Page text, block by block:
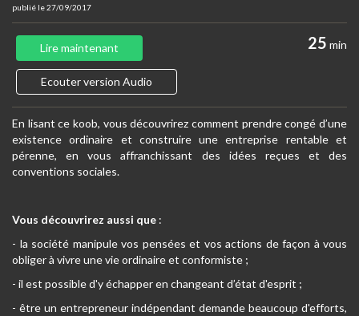
publié le 27/09/2017
25 min
Lire maintenant
Ecouter version Audio
En lisant ce koob, vous découvrirez comment prendre congé d’une
existence ordinaire et construire une entreprise rentable et
pérenne, en vous affranchissant des idées reçues et des
conventions sociales.
Vous découvrirez aussi que :
- la société manipule vos pensées et vos actions de façon à vous
obliger à vivre une vie ordinaire et conformiste ;
- il est possible d'y échapper en changeant d’état d'esprit ;
- être un entrepreneur indépendant demande beaucoup d'efforts,